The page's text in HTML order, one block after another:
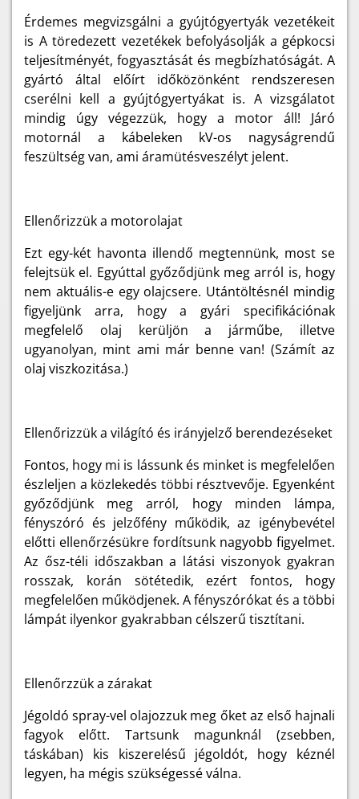
Érdemes megvizsgálni a gyújtógyertyák vezetékeit
is A töredezett vezetékek befolyásolják a gépkocsi
teljesítményét, fogyasztását és megbízhatóságát. A
gyártó által előírt időközönként rendszeresen
cserélni kell a gyújtógyertyákat is. A vizsgálatot
mindig úgy végezzük, hogy a motor áll! Járó
motornál a kábeleken kV-os nagyságrendű
feszültség van, ami áramütésveszélyt jelent.
Ellenőrizzük a motorolajat
Ezt egy-két havonta illendő megtennünk, most se
felejtsük el. Egyúttal győződjünk meg arról is, hogy
nem aktuális-e egy olajcsere. Utántöltésnél mindig
figyeljünk arra, hogy a gyári specifikációnak
megfelelő olaj kerüljön a járműbe, illetve
ugyanolyan, mint ami már benne van! (Számít az
olaj viszkozitása.)
Ellenőrizzük a világító és irányjelző berendezéseket
Fontos, hogy mi is lássunk és minket is megfelelően
észleljen a közlekedés többi résztvevője. Egyenként
győződjünk meg arról, hogy minden lámpa,
fényszóró és jelzőfény működik, az igénybevétel
előtti ellenőrzésükre fordítsunk nagyobb figyelmet.
Az ősz-téli időszakban a látási viszonyok gyakran
rosszak, korán sötétedik, ezért fontos, hogy
megfelelően működjenek. A fényszórókat és a többi
lámpát ilyenkor gyakrabban célszerű tisztítani.
Ellenőrzzük a zárakat
Jégoldó spray-vel olajozzuk meg őket az első hajnali
fagyok előtt. Tartsunk magunknál (zsebben,
táskában) kis kiszerelésű jégoldót, hogy kéznél
legyen, ha mégis szükségessé válna.